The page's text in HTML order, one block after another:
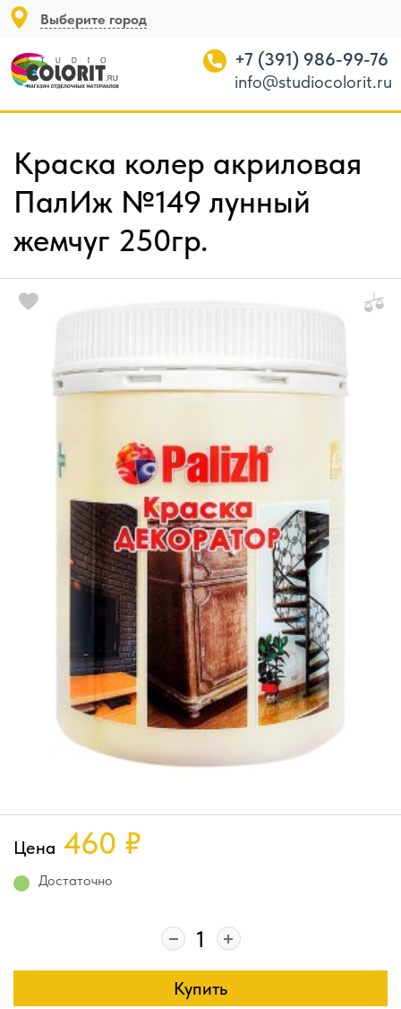
Выберите город
+7 (391) 986-99-76
info@studiocolorit.ru
Краска колер акриловая
ПалИж №149 лунный
жемчуг 250гр.
Цена 460 ₽
Достаточно
Купить